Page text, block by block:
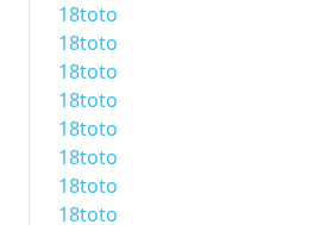
18toto
18toto
18toto
18toto
18toto
18toto
18toto
18toto